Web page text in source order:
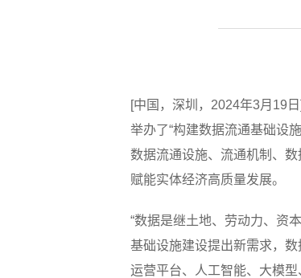
[中国，深圳，2024年3月19
举办了“构建数据流通基础设
数据流通设施、流通机制、
赋能实体经济高质量发展。
“数据是继土地、劳动力、资
基础设施建设提出新需求，
运营平台、人工智能、大模